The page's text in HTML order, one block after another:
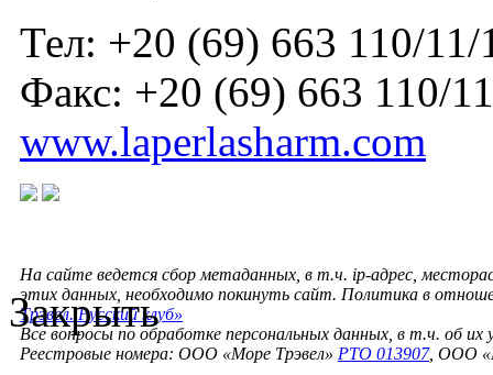
Тел: +20 (69) 663 110/11/
Факс: +20 (69) 663 110/
www.laperlasharm.com
На сайте ведется сбор метаданных, в т.ч. ip-адрес,
этих данных, необходимо покинуть сайт. Политика в
Трэвел. Русский клуб»
Все вопросы по обработке персональных данных, в т.ч. об их
Реестровые номера: ООО «Море Трэвел» РТО 013907, ООО
Закрыть